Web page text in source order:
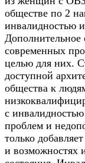
обществе по 2
инвалидностью
Дополнительное
современных
целью для них.
доступной
общества к
с
проблем и
только
и возможностях